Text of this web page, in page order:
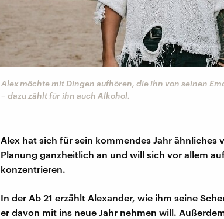
Alex möchte mit Dingen aufhören, die ihn von seinen
– dazu zählt für ihn auch Alkohol.
Alex hat sich für sein kommendes Jahr ähnliches
Planung ganzheitlich an und will sich vor allem
konzentrieren.
In der Ab 21 erzählt Alexander, wie ihm seine
er davon mit ins neue Jahr nehmen will.